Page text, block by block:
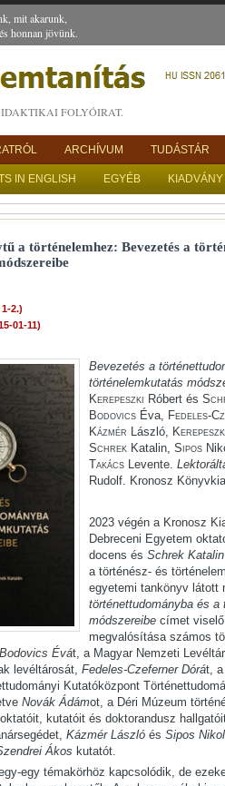
mit akarunk,
honnan jövünk.
FOLYÓIRAT.
ARCHÍVUM TUDÁSTÁR
IN ENGLISH EGYÉB
a történelemhez: Bevezetés a
2.)
01-11)
Bevezetés a
történelemkutatás
Kerepeszki Róbert és
Bodovics Éva, Fedeles-
Kázmér László,
Schrek Katalin, Sipos
Takács Levente.
Rudolf. Kronosz
2023 végén a Kronosz
Debreceni Egyetem
docens és Schrek Katalin
a történész- és
egyetemi tankönyv látott
történettudományba és a
módszereibe címet
megvalósítása számos
Bodovics Évát, a Magyar Nemzeti
levéltárosát, Fedeles-Czeferner Dórát, a
Kutatóközpont
Novák Ádámot, a Déri Múzeum
kutatóit és doktorandusz
Kázmér László és Sipos
Ákos kutatót.
egy témakörhöz kapcsolódik, de